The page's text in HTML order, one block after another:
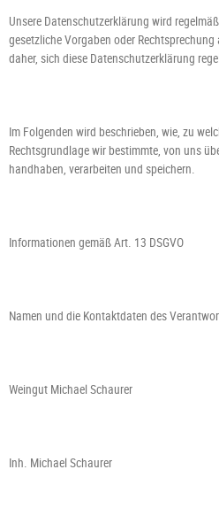
Unsere Datenschutzerklärung wird
gesetzliche Vorgaben oder
daher, sich diese Datenschutzerklärung
Im Folgenden wird beschrieben, wie, zu
Rechtsgrundlage wir bestimmte, von uns
handhaben, verarbeiten und speichern.
Informationen gemäß Art. 13 DSGVO
Namen und die Kontaktdaten des
Weingut Michael Schaurer
Inh. Michael Schaurer